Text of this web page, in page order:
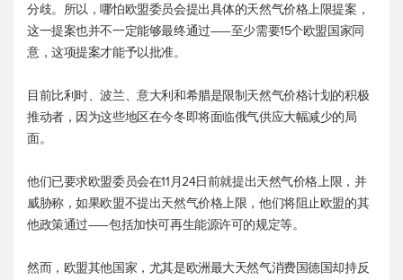
分歧。所以，哪怕欧盟委员会提出具体的天然气价格上限提案，
这一提案也并不一定能够最终通过——至少需要15个欧盟国家同
意，这项提案才能予以批准。
目前比利时、波兰、意大利和希腊是限制天然气价格计划的积极
推动者，因为这些地区在今冬即将面临俄气供应大幅减少的局
面。
他们已要求欧盟委员会在11月24日前就提出天然气价格上限，并
威胁称，如果欧盟不提出天然气价格上限，他们将阻止欧盟的其
他政策通过——包括加快可再生能源许可的规定等。
然而，欧盟其他国家，尤其是欧洲最大天然气消费国德国却持反